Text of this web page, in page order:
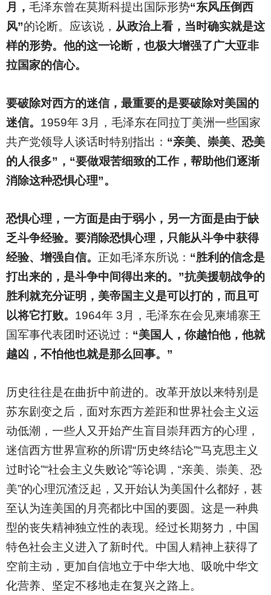
月， 毛泽东曾在莫斯科提出国际形势“东风压倒西
风”的论断。应该说， 从政治上看，当时确实就是这
样的形势。他的这一论断，也极大增强了广大亚非
拉国家的信心。
要破除对西方的迷信，最重要的是要破除对美国的
迷信。 1959年 3月，毛泽东在同拉丁美洲一些国家
共产党领导人谈话时特别指出： “亲美、崇美、恐美
的人很多”，“要做艰苦细致的工作，帮助他们逐渐
消除这种恐惧心理”。
恐惧心理，一方面是由于弱小，另一方面是由于缺
乏斗争经验。要消除恐惧心理，只能从斗争中获得
经验、增强自信。 正如毛泽东所说： “胜利的信念是
打出来的，是斗争中间得出来的。”抗美援朝战争的
胜利就充分证明，美帝国主义是可以打的，而且可
以将它打败。 1964年 3月，毛泽东在会见柬埔寨王
国军事代表团时还说过： “美国人，你越怕他，他就
越凶，不怕他也就是那么回事。”
历史往往是在曲折中前进的。改革开放以来特别是
苏东剧变之后，面对东西方差距和世界社会主义运
动低潮，一些人又开始产生盲目崇拜西方的心理，
迷信西方世界宣称的所谓“历史终结论”“马克思主义
过时论”“社会主义失败论”等论调，“亲美、崇美、恐
美”的心理沉渣泛起，又开始认为美国什么都好，甚
至认为连美国的月亮都比中国的要圆。这是一种典
型的丧失精神独立性的表现。经过长期努力，中国
特色社会主义进入了新时代。中国人精神上获得了
空前主动，更加自信地立于中华大地、吸吮中华文
化营养、坚定不移地走在复兴之路上。